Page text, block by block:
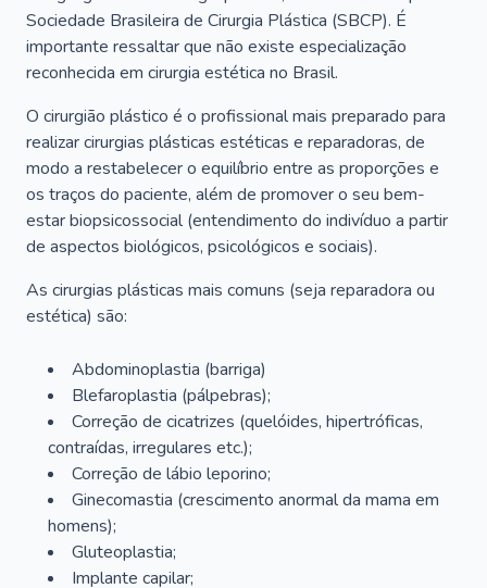
Sociedade Brasileira de Cirurgia Plástica (SBCP). É
importante ressaltar que não existe especialização
reconhecida em cirurgia estética no Brasil.
O cirurgião plástico é o profissional mais preparado para
realizar cirurgias plásticas estéticas e reparadoras, de
modo a restabelecer o equilíbrio entre as proporções e
os traços do paciente, além de promover o seu bem-
estar biopsicossocial (entendimento do indivíduo a partir
de aspectos biológicos, psicológicos e sociais).
As cirurgias plásticas mais comuns (seja reparadora ou
estética) são:
Abdominoplastia (barriga)
Blefaroplastia (pálpebras);
Correção de cicatrizes (quelóides, hipertróficas,
contraídas, irregulares etc.);
Correção de lábio leporino;
Ginecomastia (crescimento anormal da mama em
homens);
Gluteoplastia;
Implante capilar;